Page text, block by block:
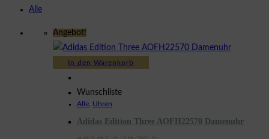
Alle
Angebot!
In den Warenkorb
Wunschliste
Alle, Uhren
Adidas Edition Three AOFH22570 Damenuhr